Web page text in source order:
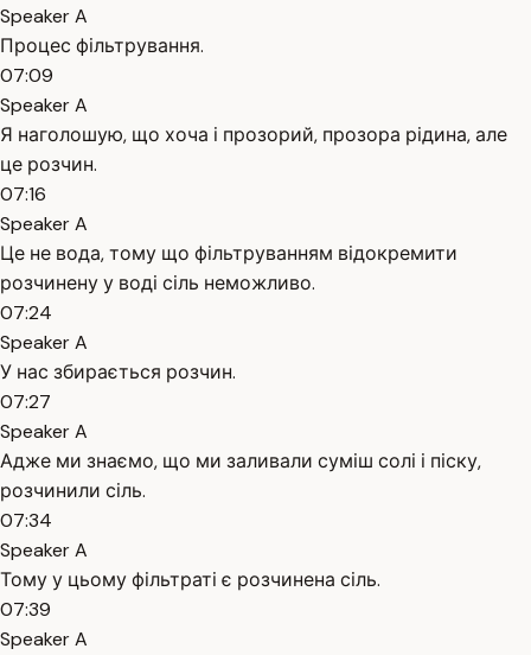
Speaker A
Процес фільтрування.
07:09
Speaker A
Я наголошую, що хоча і прозорий, прозора рідина, але
це розчин.
07:16
Speaker A
Це не вода, тому що фільтруванням відокремити
розчинену у воді сіль неможливо.
07:24
Speaker A
У нас збирається розчин.
07:27
Speaker A
Адже ми знаємо, що ми заливали суміш солі і піску,
розчинили сіль.
07:34
Speaker A
Тому у цьому фільтраті є розчинена сіль.
07:39
Speaker A